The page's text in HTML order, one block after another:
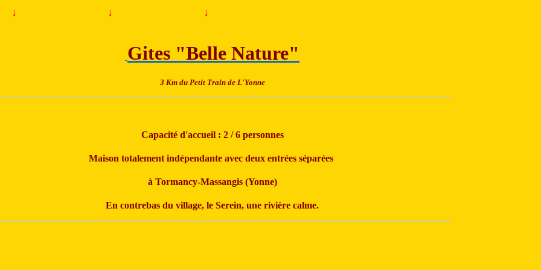
↓ ↓ ↓
Gites "Belle Nature"
3 Km du Petit Train de L'Yonne
Capacité d'accueil : 2 / 6 personnes
Maison totalement indépendante avec deux entrées séparées
à Tormancy-Massangis (Yonne)
En contrebas du village, le Serein, une rivière calme.